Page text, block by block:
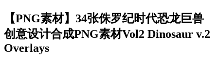
【PNG素材】34张侏罗纪时代恐龙巨兽
创意设计合成PNG素材Vol2 Dinosaur v.2
Overlays